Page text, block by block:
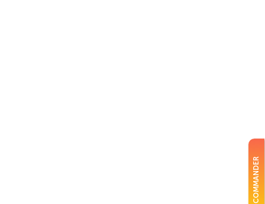
COMMANDER